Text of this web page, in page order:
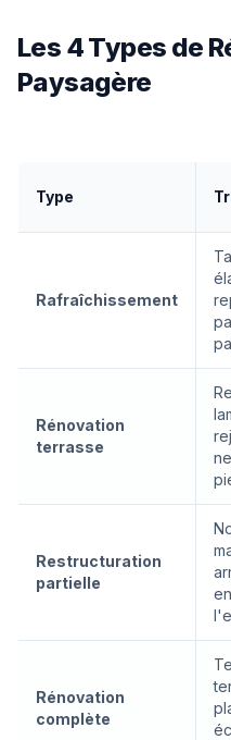
Les 4 Types de
Paysagère
Type
Rafraîchissement
Rénovation
terrasse
Restructuration
partielle
Rénovation
complète